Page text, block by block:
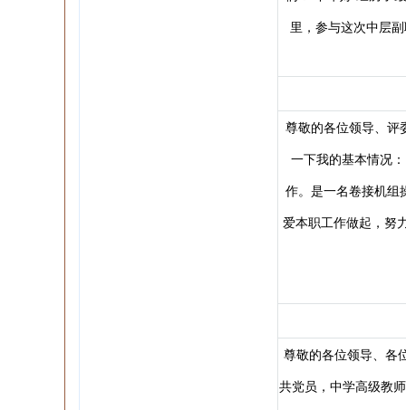
里，参与这次中层
尊敬的各位领导、评
一下我的基本情况
作。是一名卷接机组
爱本职工作做起，努
尊敬的各位领导、各
共党员，中学高级教